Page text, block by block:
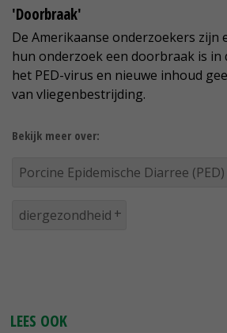
'Doorbraak'
De Amerikaanse onderzoekers zijn
hun onderzoek een doorbraak is in
het PED-virus en nieuwe inhoud
van vliegenbestrijding.
Bekijk meer over:
Porcine Epidemische Diarree (PED)
diergezondheid
LEES OOK